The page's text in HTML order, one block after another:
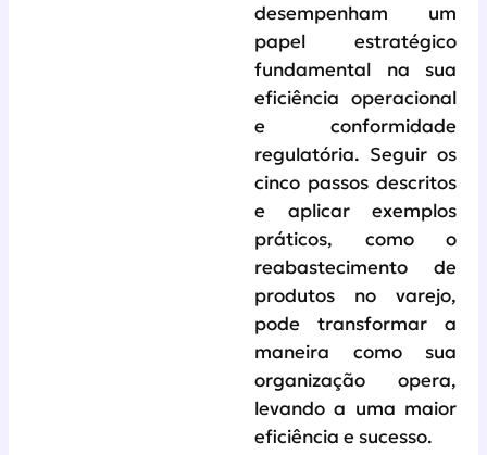
desempenham um
papel estratégico
fundamental na sua
eficiência operacional
e conformidade
regulatória. Seguir os
cinco passos descritos
e aplicar exemplos
práticos, como o
reabastecimento de
produtos no varejo,
pode transformar a
maneira como sua
organização opera,
levando a uma maior
eficiência e sucesso.